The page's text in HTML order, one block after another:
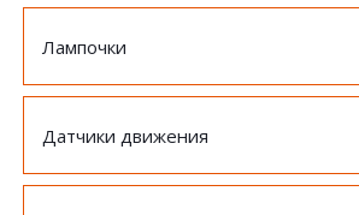
Лампочки
Датчики движения